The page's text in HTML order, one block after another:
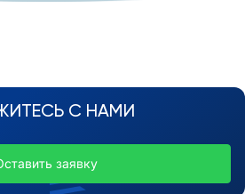
С НАМИ
заявку